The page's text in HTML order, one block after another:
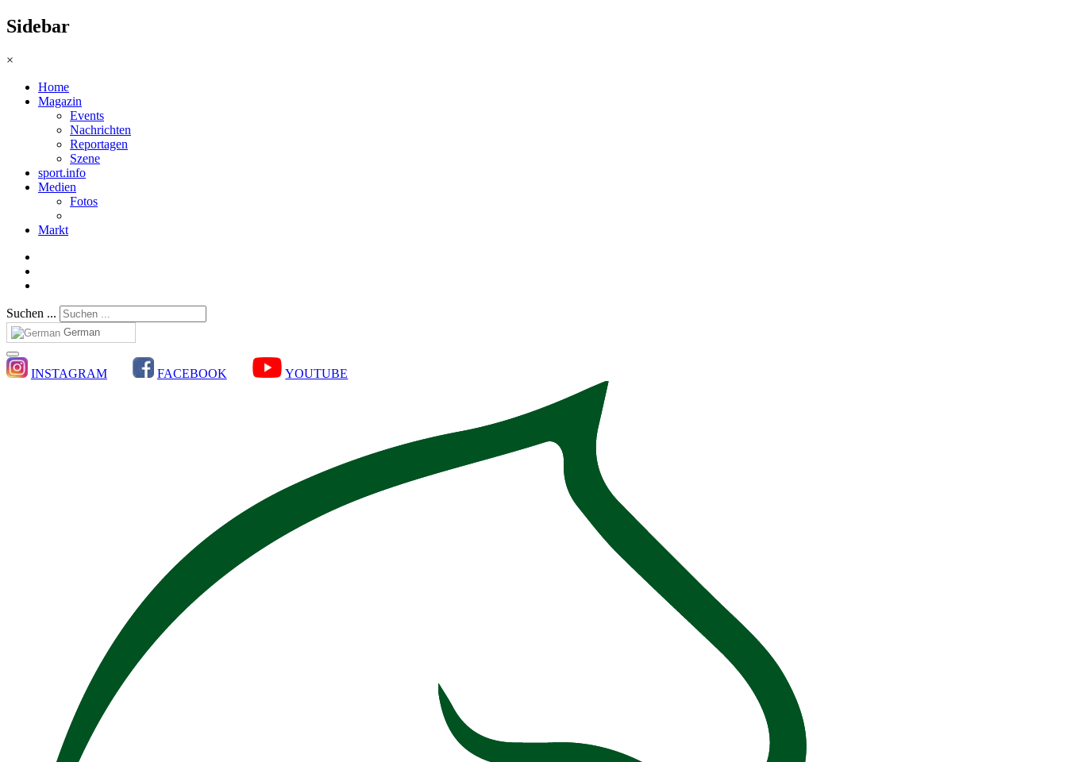
Sidebar
×
Home
Magazin
Events
Nachrichten
Reportagen
Szene
sport.info
Medien
Fotos
Markt
Suchen ...
German
INSTAGRAM FACEBOOK YOUTUBE